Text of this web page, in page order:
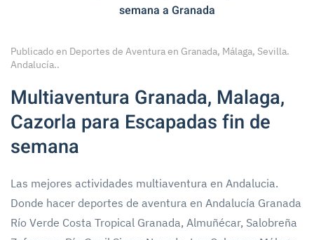
semana a Granada
Publicado en Deportes de Aventura en Granada, Málaga, Sevilla.
Andalucía..
Multiaventura Granada, Malaga,
Cazorla para Escapadas fin de
semana
Las mejores actividades multiaventura en Andalucia.
Donde hacer deportes de aventura en Andalucía Granada
Río Verde Costa Tropical Granada, Almuñécar, Salobreña